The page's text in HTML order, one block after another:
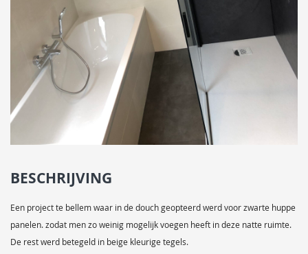
BESCHRIJVING
Een project te bellem waar in de douch geopteerd werd voor zwarte huppe
panelen. zodat men zo weinig mogelijk voegen heeft in deze natte ruimte.
De rest werd betegeld in beige kleurige tegels.